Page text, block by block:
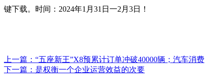
键下载。时间：2024年1月31日一2月3日！
上一篇： “五座新王”X8预累计订单冲破40000辆；汽车消费
下一篇： 是权衡一个企业运营效益的次要